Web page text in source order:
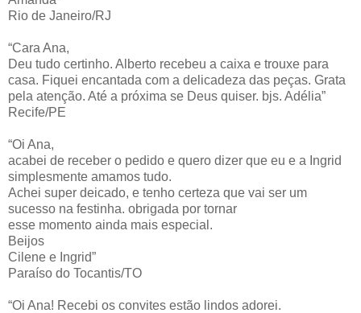
Rio de Janeiro/RJ
“Cara Ana,
Deu tudo certinho. Alberto recebeu a caixa e trouxe para
casa. Fiquei encantada com a delicadeza das peças. Grata
pela atenção. Até a próxima se Deus quiser. bjs. Adélia”
Recife/PE
“Oi Ana,
acabei de receber o pedido e quero dizer que eu e a Ingrid
simplesmente amamos tudo.
Achei super deicado, e tenho certeza que vai ser um
sucesso na festinha. obrigada por tornar
esse momento ainda mais especial.
Beijos
Cilene e Ingrid”
Paraíso do Tocantis/TO
“Oi Ana! Recebi os convites estão lindos adorei.